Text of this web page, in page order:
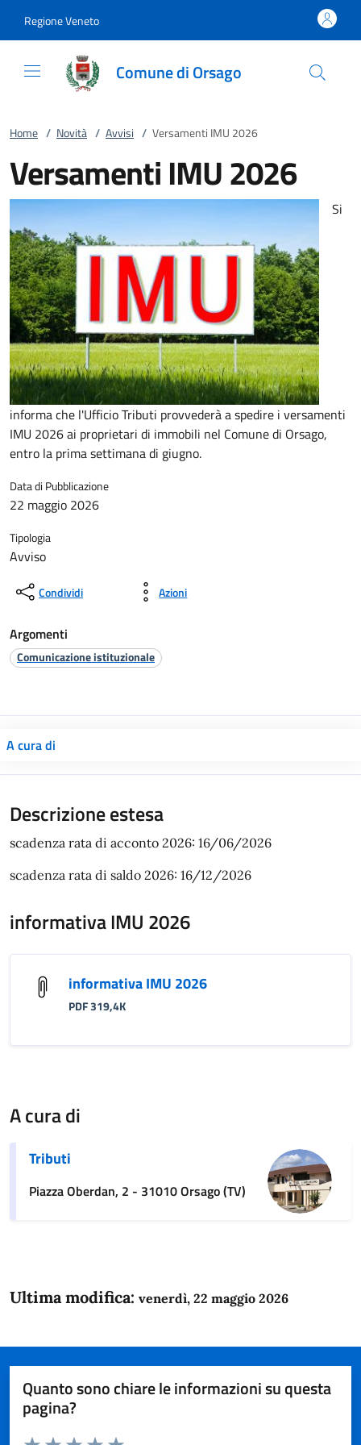
Regione Veneto
Comune di Orsago
Home / Novità / Avvisi / Versamenti IMU 2026
Versamenti IMU 2026
Si
informa che l'Ufficio Tributi provvederà a spedire i versamenti
IMU 2026 ai proprietari di immobili nel Comune di Orsago,
entro la prima settimana di giugno.
Data di Pubblicazione
22 maggio 2026
Tipologia
Avviso
Condividi Azioni
Argomenti
Comunicazione istituzionale
A cura di
Descrizione estesa
scadenza rata di acconto 2026: 16/06/2026
scadenza rata di saldo 2026: 16/12/2026
informativa IMU 2026
informativa IMU 2026
PDF 319,4K
A cura di
Tributi
Piazza Oberdan, 2 - 31010 Orsago (TV)
Ultima modifica: venerdì, 22 maggio 2026
Quanto sono chiare le informazioni su questa
pagina?
Valuta da 1 a 5 stelle la pagina